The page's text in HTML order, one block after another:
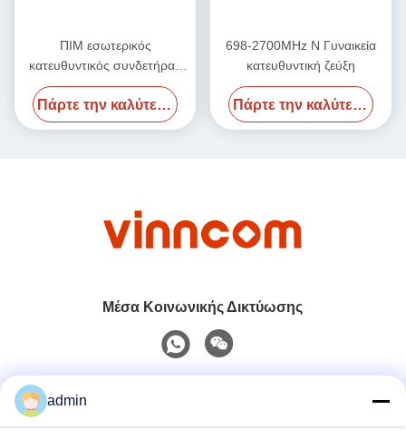
ΠΙΜ εσωτερικός
κατευθυντικός συνδετήρας
σε μικροκύματα N θηλυκό
550MHz-2700MHzΠάρτε την καλύτερη τιμή
698-2700MHz N Γυναικεία
κατευθυντική ζεύξη
Πάρτε την καλύτερη τιμή
Μέσα Κοινωνικής Δικτύωσης
admin